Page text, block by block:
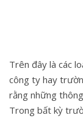
Trên đây là các
công ty hay
rằng những
Trong bất kỳ